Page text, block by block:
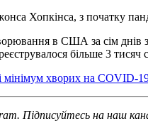
Хопкінса, з початку
в США за сім днів
більше 3 тисяч
мінімум хворих на COVID-
Підписуйтесь на наш